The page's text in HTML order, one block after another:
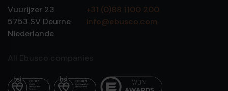
Vuurijzer 23
5753 SV Deurne
Niederlande
+31 (0)88 1100 200
info@ebusco.com